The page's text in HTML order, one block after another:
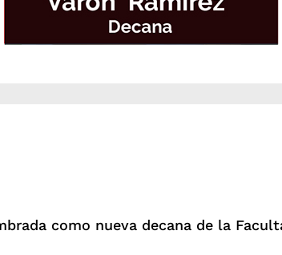
como nueva decana de la